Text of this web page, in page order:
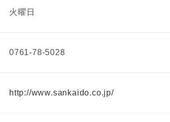
火曜日
0761-78-5028
http://www.sankaido.co.jp/